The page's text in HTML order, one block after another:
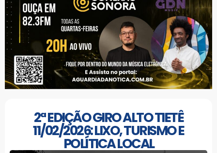
2ª EDIÇÃO GIRO ALTO TIETÊ
11/02/2026: LIXO, TURISMO E
POLÍTICA LOCAL